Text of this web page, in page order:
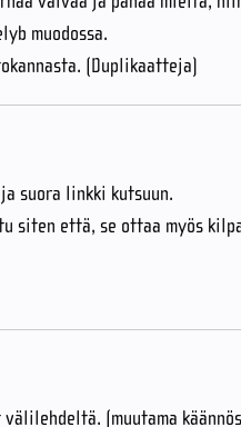
muodossa.
(Duplikaatteja)
suora linkki kutsuun.
siten että, se ottaa myös
(muutama